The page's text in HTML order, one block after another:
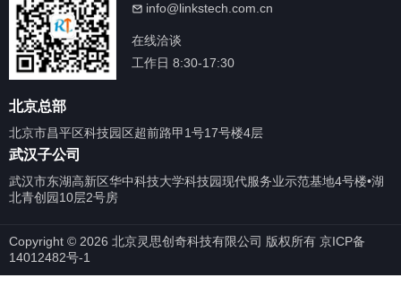
info@linkstech.com.cn
在线洽谈
工作日 8:30-17:30
北京总部
北京市昌平区科技园区超前路甲1号17号楼4层
武汉子公司
武汉市东湖高新区华中科技大学科技园现代服务业示范基地4号楼•湖
北青创园10层2号房
Copyright © 2026 北京灵思创奇科技有限公司 版权所有 京ICP备
14012482号-1